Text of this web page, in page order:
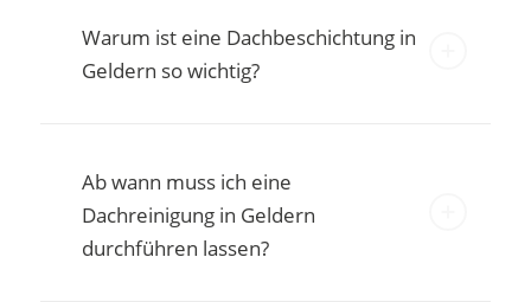
Warum ist eine Dachbeschichtung in
Geldern so wichtig?
Ab wann muss ich eine
Dachreinigung in Geldern
durchführen lassen?